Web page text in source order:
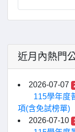
近月內熱門
2026-07-07
115學年度
項(含免試榜單)
2026-07-10